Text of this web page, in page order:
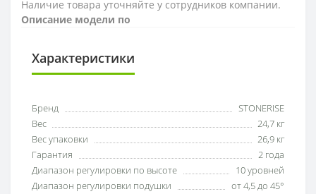
Наличие товара уточняйте у сотрудников компании.
Описание модели по
Характеристики
Бренд
STONERISE
Вес
24,7 кг
Вес упаковки
26,9 кг
Гарантия
2 года
Диапазон регулировки по высоте
10 уровней
Диапазон регулировки подушки
от 4,5 до 45°